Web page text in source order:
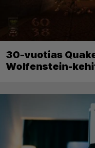
30-vuotias
Wolfenstein-